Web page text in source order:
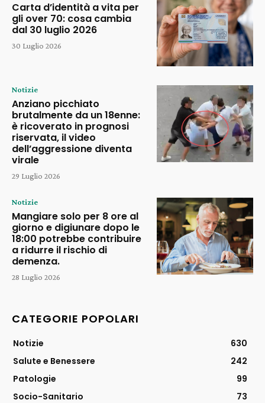
Carta d’identità a vita per
gli over 70: cosa cambia
dal 30 luglio 2026
30 Luglio 2026
Notizie
Anziano picchiato
brutalmente da un 18enne:
è ricoverato in prognosi
riservata, il video
dell’aggressione diventa
virale
29 Luglio 2026
Notizie
Mangiare solo per 8 ore al
giorno e digiunare dopo le
18:00 potrebbe contribuire
a ridurre il rischio di
demenza.
28 Luglio 2026
CATEGORIE POPOLARI
Notizie
630
Salute e Benessere
242
Patologie
99
Socio-Sanitario
73